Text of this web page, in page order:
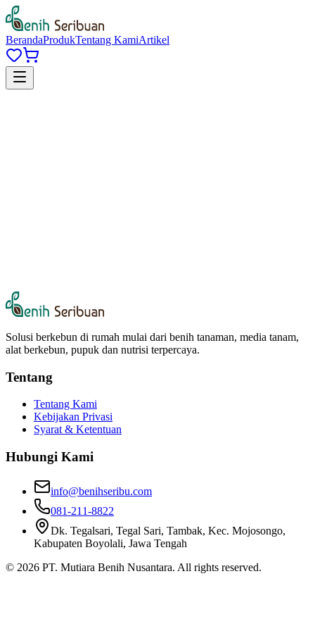
BerandaProdukTentang KamiArtikel
Solusi berkebun di rumah mulai dari benih tanaman, media tanam,
alat berkebun, pupuk dan nutrisi terpercaya.
Tentang
Tentang Kami
Kebijakan Privasi
Syarat & Ketentuan
Hubungi Kami
info@benihseribu.com
081-211-8822
Dk. Tegalsari, Tegal Sari, Tambak, Kec. Mojosongo,
Kabupaten Boyolali, Jawa Tengah
© 2026 PT. Mutiara Benih Nusantara. All rights reserved.